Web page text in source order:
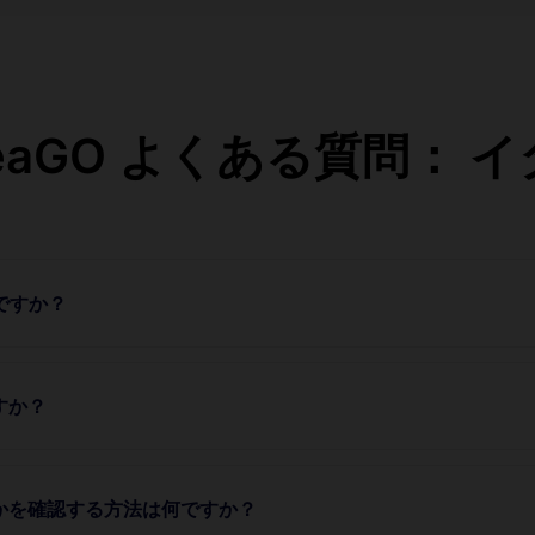
よくある質問： イ
すか？
？
確認する方法は何ですか？